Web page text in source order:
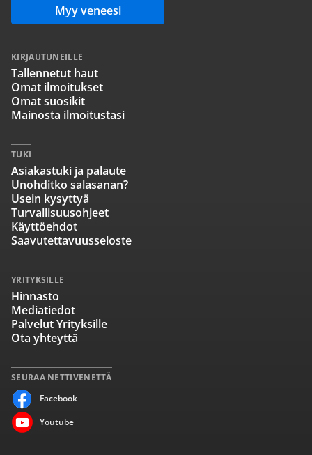
Myy veneesi
SEURAA NETTIVENETTÄ
Facebook
Youtube
KIRJAUTUNEILLE
Tallennetut haut
Omat ilmoitukset
Omat suosikit
Mainosta ilmoitustasi
TUKI
Asiakastuki ja palaute
Unohditko salasanan?
Usein kysyttyä
Turvallisuusohjeet
Käyttöehdot
Saavutettavuusseloste
YRITYKSILLE
Hinnasto
Mediatiedot
Palvelut Yrityksille
Ota yhteyttä